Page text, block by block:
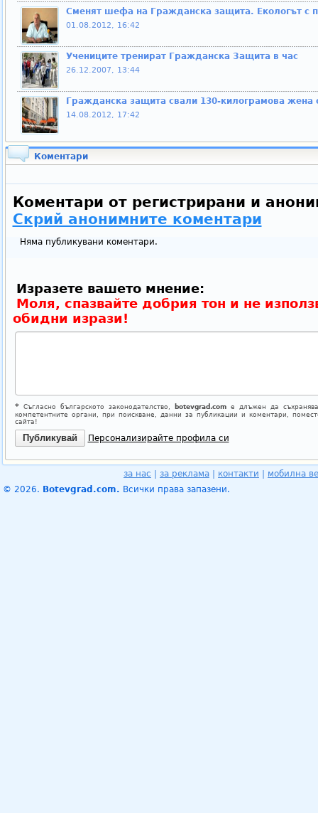
Сменят шефа на Гражданска защита. Екологът с
01.08.2012, 16:42
Учениците тренират Гражданска Защита в час
26.12.2007, 13:44
Гражданска защита свали 130-килограмова жена
14.08.2012, 17:42
Коментари
Коментари от регистрирани и
Скрий анонимните коментари
Няма публикувани коментари.
Изразете вашето мнение:
Моля, спазвайте добрия тон и не
обидни изрази!
*Съгласно българското законодателство, botevgrad.comе длъжен да
компетентните органи, при поискване, данни за публикации и коментари,
сайта!
Персонализирайте профила си
за нас за реклама контакти
мобилна
© 2026. Botevgrad.com. Всички права запазени.